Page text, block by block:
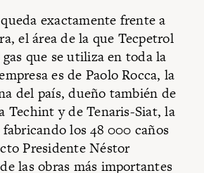
exactamente frente a
el área de la que Tecpetrol
gas que se utiliza en toda la
es de Paolo Rocca, la
del país, dueño también de
Techint y de Tenaris-Siat, la
los 48 000 caños
Presidente Néstor
las obras más importantes